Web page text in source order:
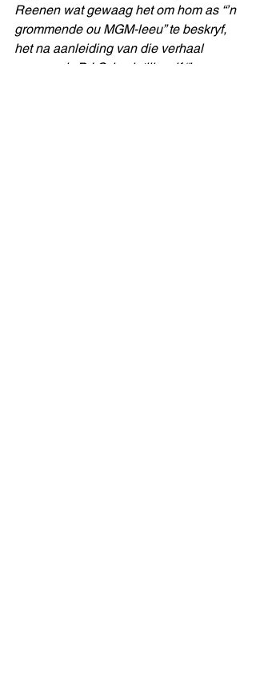
Reenen wat gewaag het om hom as “’n
grommende ou MGM-leeu” te beskryf,
het na aanleiding van die verhaal
opgemerk: P.J.C. is eintlik self “’n